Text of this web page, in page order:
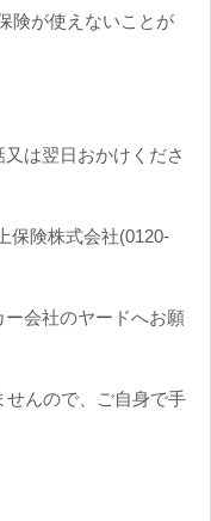
険が使えないことが
は翌日おかけくださ
保険株式会社(0120-
会社のヤードへお願
せんので、ご自身で手